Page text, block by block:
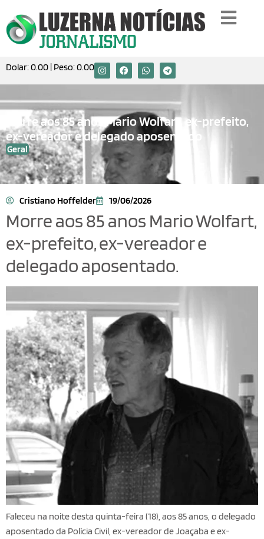
Dolar:0.00 | Peso:0.00
Morre aos 85 anos Mario Wolfart, ex-prefeito,
ex-vereador e delegado aposentado
Geral
Cristiano Hoffelder 19/06/2026
Morre aos 85 anos Mario Wolfart,
ex-prefeito, ex-vereador e
delegado aposentado.
Faleceu na noite desta quinta-feira (18), aos 85 anos, o delegado
aposentado da Polícia Civil, ex-vereador de Joaçaba e ex-